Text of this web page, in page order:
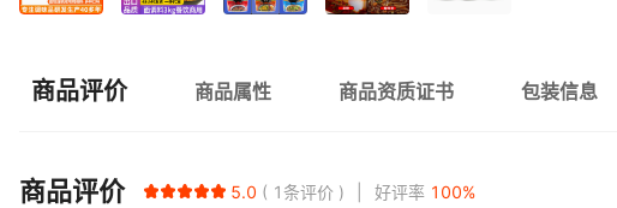
商品评价 商品属性 商品资质证书 包装信息
商品评价 5.0 1条评价 好评率 100%